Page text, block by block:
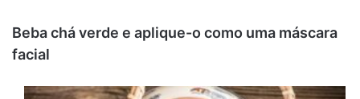
Beba chá verde e aplique-o como uma máscara
facial